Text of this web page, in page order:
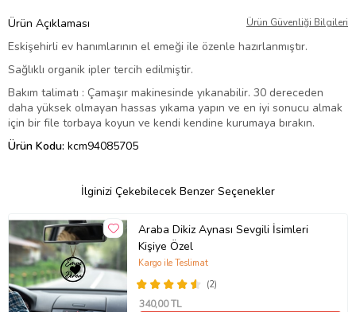
Ürün Açıklaması Ürün Güvenliği Bilgileri
Eskişehirli ev hanımlarının el emeği ile özenle hazırlanmıştır.
Sağlıklı organik ipler tercih edilmiştir.
Bakım talimatı : Çamaşır makinesinde yıkanabilir. 30 dereceden
daha yüksek olmayan hassas yıkama yapın ve en iyi sonucu almak
için bir file torbaya koyun ve kendi kendine kurumaya bırakın.
Ürün Kodu: kcm94085705
İlginizi Çekebilecek Benzer Seçenekler
Araba Dikiz Aynası Sevgili İsimleri
Kişiye Özel
(2)
Kargo ile Teslimat
340,00 TL